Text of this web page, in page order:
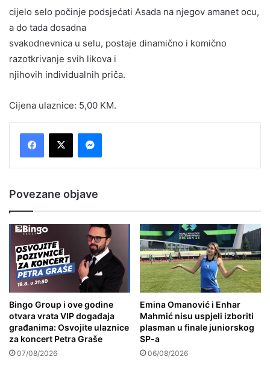
cijelo selo počinje podsjećati Asada na njegov amanet ocu,
a do tada dosadna
svakodnevnica u selu, postaje dinamično i komično
razotkrivanje svih likova i
njihovih individualnih priča.
Cijena ulaznice: 5,00 KM.
Povezane objave
Bingo Group i ove godine
otvara vrata VIP događaja
građanima: Osvojite ulaznice
za koncert Petra Graše
07/08/2026
Emina Omanović i Enhar
Mahmić nisu uspjeli izboriti
plasman u finale juniorskog
SP-a
06/08/2026